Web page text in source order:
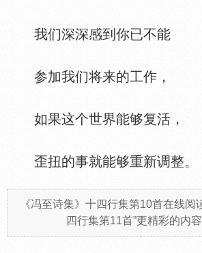
我们深深感到你已不能
参加我们将来的工作，
如果这个世界能够复活，
歪扭的事就能够重新调整。
《冯至诗集》十四行集第10首在线阅
四行集第11首”更精彩的内